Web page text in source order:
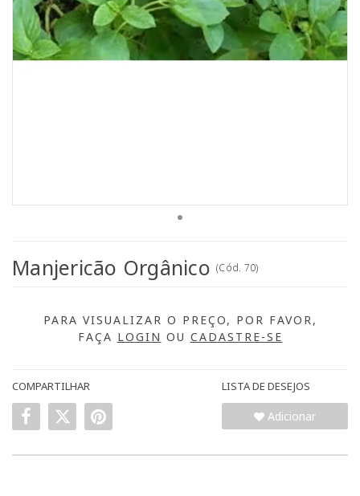
Manjericão Orgânico (Cód. 70)
PARA VISUALIZAR O PREÇO, POR FAVOR,
FAÇA LOGIN OU CADASTRE-SE
COMPARTILHAR LISTA DE DESEJOS
Adicionar